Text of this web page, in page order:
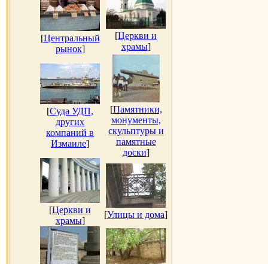
[Центральный
рынок]
[Церкви и
храмы]
[Суда УДП,
других
компаний в
Измаиле]
[Памятники,
монументы,
скульптуры и
памятные
доски]
[Церкви и
храмы]
[Улицы и дома]